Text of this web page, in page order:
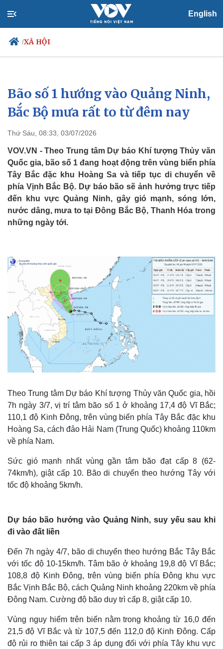
English
/XÃ HỘI
Chính trị
Đảng
Tổ chức nhân sự
Nhận diện sự thật
Xã hội
Tin 24h
Dự báo thời tiết
Việc làm
Biển đảo
Bão số 1 hướng vào Quảng Ninh,
Bắc Bộ mưa rất to từ đêm nay
Thứ Sáu, 08:33, 03/07/2026
VOV.VN - Theo Trung tâm Dự báo Khí tượng Thủy văn
Quốc gia, bão số 1 đang hoạt động trên vùng biển phía
Tây Bắc đặc khu Hoàng Sa và tiếp tục di chuyển về
phía Vịnh Bắc Bộ. Dự báo bão sẽ ảnh hưởng trực tiếp
đến khu vực Quảng Ninh, gây gió mạnh, sóng lớn,
nước dâng, mưa to tại Đông Bắc Bộ, Thanh Hóa trong
những ngày tới.
Theo Trung tâm Dự báo Khí tượng Thủy văn Quốc gia, hồi
7h ngày 3/7, vị trí tâm bão số 1 ở khoảng 17,4 độ Vĩ Bắc;
110,1 độ Kinh Đông, trên vùng biển phía Tây Bắc đặc khu
Hoàng Sa, cách đảo Hải Nam (Trung Quốc) khoảng 110km
về phía Nam.
Sức gió mạnh nhất vùng gần tâm bão đạt cấp 8 (62-
74km/h), giật cấp 10. Bão di chuyển theo hướng Tây với
tốc độ khoảng 5km/h.
Dự báo bão hướng vào Quảng Ninh, suy yếu sau khi
đi vào đất liền
Đến 7h ngày 4/7, bão di chuyển theo hướng Bắc Tây Bắc
với tốc độ 10-15km/h. Tâm bão ở khoảng 19,8 độ Vĩ Bắc;
108,8 độ Kinh Đông, trên vùng biển phía Đông khu vực
Bắc Vịnh Bắc Bộ, cách Quảng Ninh khoảng 220km về phía
Đông Nam. Cường độ bão duy trì cấp 8, giật cấp 10.
Vùng nguy hiểm trên biển nằm trong khoảng từ 16,0 đến
21,5 độ Vĩ Bắc và từ 107,5 đến 112,0 độ Kinh Đông. Cấp
độ rủi ro thiên tai cấp 3 áp dụng đối với phía Tây khu vực